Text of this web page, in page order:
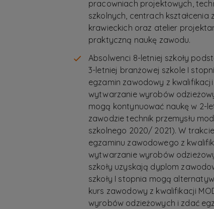
pracowniach projektowych,
szkolnych, centrach kształcenia
krawieckich oraz atelier
praktyczną naukę zawodu.
Absolwenci 8-letniej szkoły
3-letniej branżowej szkole I
egzamin zawodowy z kwalifikacji
wytwarzanie wyrobów
mogą kontynuować naukę w 2-
zawodzie technik przemysłu
szkolnego 2020/ 2021). W
egzaminu zawodowego z
wytwarzanie wyrobów
szkoły uzyskają dyplom
szkoły I stopnia mogą
kurs zawodowy z kwalifikacji
wyrobów odzieżowych i zdać